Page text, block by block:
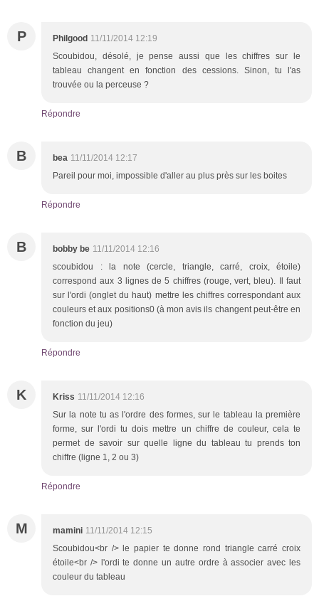
P Philgood 11/11/2014 12:19
Scoubidou, désolé, je pense aussi que les chiffres sur le
tableau changent en fonction des cessions. Sinon, tu l'as
trouvée ou la perceuse ?
Répondre
B bea 11/11/2014 12:17
Pareil pour moi, impossible d'aller au plus près sur les boites
Répondre
B bobby be 11/11/2014 12:16
scoubidou : la note (cercle, triangle, carré, croix, étoile)
correspond aux 3 lignes de 5 chiffres (rouge, vert, bleu). Il faut
sur l'ordi (onglet du haut) mettre les chiffres correspondant aux
couleurs et aux positions0 (à mon avis ils changent peut-être en
fonction du jeu)
Répondre
K Kriss 11/11/2014 12:16
Sur la note tu as l'ordre des formes, sur le tableau la première
forme, sur l'ordi tu dois mettre un chiffre de couleur, cela te
permet de savoir sur quelle ligne du tableau tu prends ton
chiffre (ligne 1, 2 ou 3)
Répondre
M mamini 11/11/2014 12:15
Scoubidou<br /> le papier te donne rond triangle carré croix
étoile<br /> l'ordi te donne un autre ordre à associer avec les
couleur du tableau